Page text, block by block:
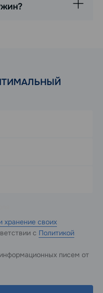
хранение своих
с Политикой
писем от